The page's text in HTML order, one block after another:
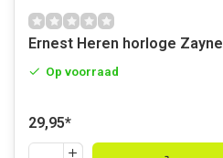
Ernest Heren horloge Zayne
Op voorraad
29,95*